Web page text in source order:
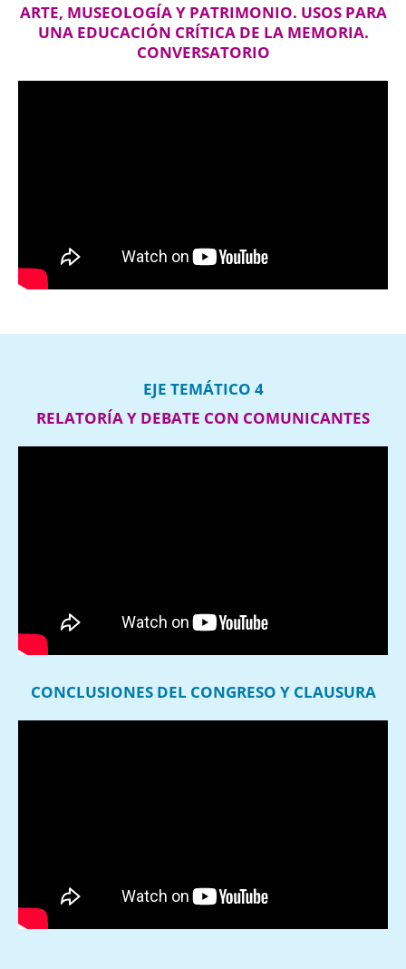
ARTE, MUSEOLOGÍA Y PATRIMONIO. USOS PARA
UNA EDUCACIÓN CRÍTICA DE LA MEMORIA.
CONVERSATORIO
EJE TEMÁTICO 4
RELATORÍA Y DEBATE CON COMUNICANTES
CONCLUSIONES DEL CONGRESO Y CLAUSURA